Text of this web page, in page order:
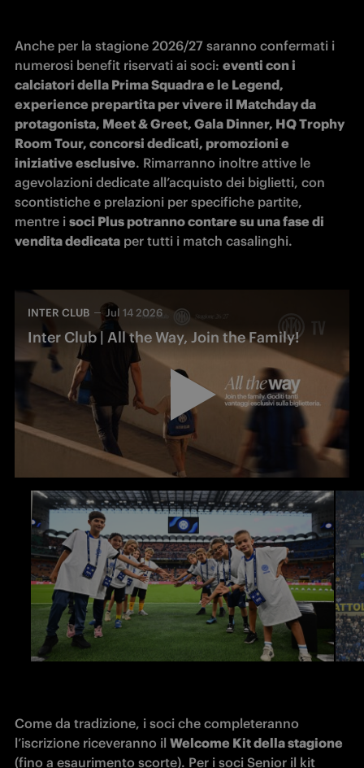
Anche per la stagione 2026/27 saranno confermati i
numerosi benefit riservati ai soci: eventi con i
calciatori della Prima Squadra e le Legend,
experience prepartita per vivere il Matchday da
protagonista, Meet & Greet, Gala Dinner, HQ Trophy
Room Tour, concorsi dedicati, promozioni e
iniziative esclusive. Rimarranno inoltre attive le
agevolazioni dedicate all’acquisto dei biglietti, con
scontistiche e prelazioni per specifiche partite,
mentre i soci Plus potranno contare su una fase di
vendita dedicata per tutti i match casalinghi.
INTER CLUB Jul 14 2026
Inter Club | All the Way, Join the Family!
Come da tradizione, i soci che completeranno
l’iscrizione riceveranno il Welcome Kit della stagione
(fino a esaurimento scorte). Per i soci Senior il kit